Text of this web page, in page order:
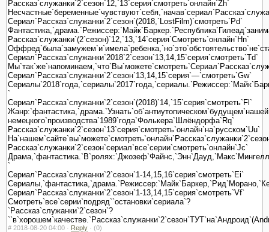
Рассказ`служанки`2`сезон`12,`13`серия`смотреть`онлайн`Zh`
Сериал`Рассказ`служанки`2`сезон`(2018,`LostFilm)`смотреть`Pd`
Рассказ`служанки`(2`сезон)`12,`13,`14`серия`Смотреть`онлайн`Hn`
Сериал`Рассказ`служанки`2018`2`сезон`13,14,15`серия`смотреть`Td`
Сериал`Рассказ`служанки`2`сезон`13,14,15`серия`—`смотреть`Gw`
`
Сериал`Рассказ`служанки`2`сезон`(2018)`14,`15`серия`смотреть`Fl`
немецкого`производства`1989`года`Фолькера`Шлёндорфа`Rq`
Рассказ`служанки`2`сезон`13`серия`смотреть`онлайн`на`русском`Uu`
Рассказ`служанки`2`сезон`сериал`все`серии`смотреть`онлайн`Jc`
`
Сериал`Рассказ`служанки`2`сезон`1-14,15,16`серия`смотреть`Ei`
Сериал`Рассказ`служанки`2`сезон`1-13,14,15`серия`смотреть`Vf`
Смотреть`все`серии`подряд``остановки`сериала`?
`Рассказ`служанки`2`сезон`?
# 2018-08-20 04:00 · Reply · (0)